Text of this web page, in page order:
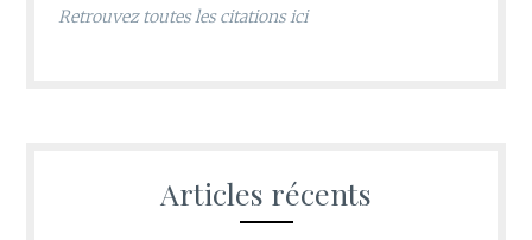
Retrouvez toutes les citations ici
Articles récents